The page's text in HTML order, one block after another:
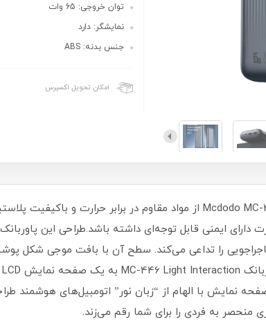
توان خروجی: 65 وات
نمایشگر: دارد
جنس بدنه: ABS
امکان تحویل اکسپرس
دارای ایمنی قابل توجه‌ای داشته باشد.طراحی این
را تداعی می‌کند. سطح آن با بافت موجی شکل
نمایش با الهام از “زبان نور” اتومبیل‌های هوشمند
منحصر به فردی را برای شما رقم می‌زند.